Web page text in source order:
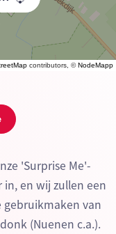
contributors, ©NodeMapp
'Surprise Me'-
en wij zullen een
van
(Nuenen c.a.).